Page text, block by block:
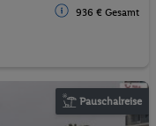
936 € Gesamt
Pauschalreise